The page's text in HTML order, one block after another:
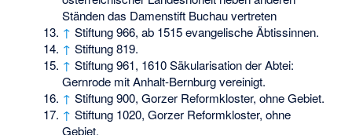
Ständen das Damenstift Buchau vertreten
↑ Stiftung 966, ab 1515 evangelische Äbtissinnen.
↑ Stiftung 819.
↑ Stiftung 961, 1610 Säkularisation der Abtei:
Gernrode mit Anhalt-Bernburg vereinigt.
↑ Stiftung 900, Gorzer Reformkloster, ohne Gebiet.
↑ Stiftung 1020, Gorzer Reformkloster, ohne
Gebiet.